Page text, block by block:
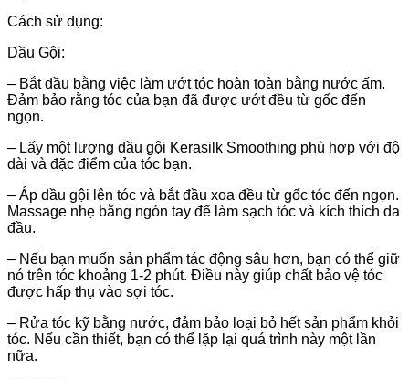
Cách sử dụng:
Dầu Gội:
– Bắt đầu bằng việc làm ướt tóc hoàn toàn bằng nước ấm.
Đảm bảo rằng tóc của bạn đã được ướt đều từ gốc đến
ngọn.
– Lấy một lượng dầu gội Kerasilk Smoothing phù hợp với độ
dài và đặc điểm của tóc bạn.
– Áp dầu gội lên tóc và bắt đầu xoa đều từ gốc tóc đến ngọn.
Massage nhẹ bằng ngón tay để làm sạch tóc và kích thích da
đầu.
– Nếu bạn muốn sản phẩm tác động sâu hơn, bạn có thể giữ
nó trên tóc khoảng 1-2 phút. Điều này giúp chất bảo vệ tóc
được hấp thụ vào sợi tóc.
– Rửa tóc kỹ bằng nước, đảm bảo loại bỏ hết sản phẩm khỏi
tóc. Nếu cần thiết, bạn có thể lặp lại quá trình này một lần
nữa.